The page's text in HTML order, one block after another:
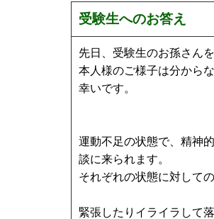
受験生へのお答え
先日、受験生のお孫さん
本人様のご様子は分から
幸いです。
運動不足の状態で、精神
談に来られます。
それぞれの状態に対して
緊張したりイライラして